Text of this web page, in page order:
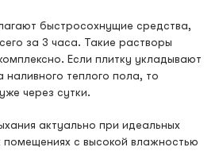
быстросохнущие средства,
за 3 часа. Такие растворы
Если плитку укладывают
теплого пола, то
через сутки.
актуально при идеальных
помещениях с высокой влажностью